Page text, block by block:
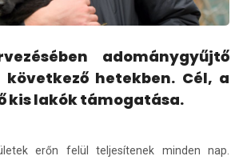
adománygyűjtő
hetekben. Cél, a
kis lakók támogatása.
erőn felül teljesítenek minden nap.